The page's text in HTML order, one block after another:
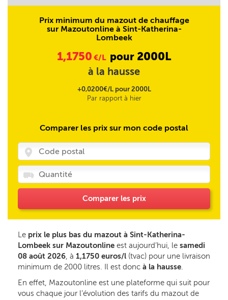
Prix minimum du mazout de chauffage
sur Mazoutonline à Sint-Katherina-
Lombeek
1,1750 €/L pour 2000L
à la hausse
+0,0200€/L pour 2000L
Par rapport à hier
Comparer les prix sur mon code postal
Comparer les prix
Le prix le plus bas du mazout à Sint-Katherina-
Lombeek sur Mazoutonline est aujourd’hui, le samedi
08 août 2026, à 1,1750 euros/l (tvac) pour une livraison
minimum de 2000 litres. Il est donc à la hausse.
En effet, Mazoutonline est une plateforme qui suit pour
vous chaque jour l’évolution des tarifs du mazout de